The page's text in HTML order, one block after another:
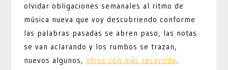
olvidar obligaciones semanales al ritmo de
música nueva que voy descubriendo conforme
las palabras pasadas se abren paso, las notas
se van aclarando y los rumbos se trazan,
nuevos algunos, otros con más recorrido.